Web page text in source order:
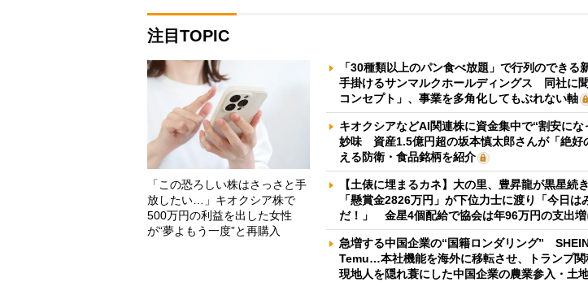
注目TOPIC
「この恐ろしい株はさっさと手
放したい…」キオクシア株で
500万円の利益を出した女性
が“夢よもう一度”と再購入
「30種類以上のパン食べ放題」で行列のできる
手掛けるサンマルクホールディングス 同社に
コンセプト」、事業を多角化してもぶれない軸
キオクシアなどAI関連株に資金集中で“割安にな
妙味 資産1.5億円超の坂本慎太郎さんが「絶好
える防衛・食品銘柄を紹介
【土俵に埋まるカネ】大の里、豊昇龍が黒星続
「懸賞金2826万円」が下位力士に渡り「今日は
だ！」 金星4個配給で協会は年96万円の支出
急増する中国企業の“国籍ロンダリング”
Temu…本社機能を海外に移転させ、トランプ
現地人を隠れ蓑にした中国企業の農業参入・土